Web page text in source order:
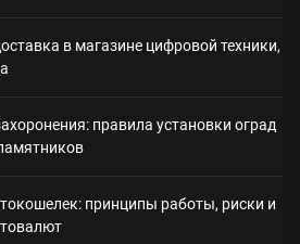
в магазине цифровой техники,
правила установки оград
принципы работы, риски и